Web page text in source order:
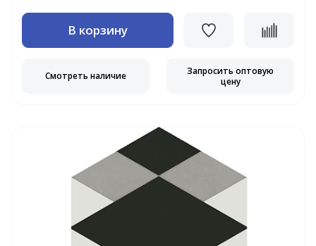
В корзину
Смотреть наличие
Запросить оптовую
цену